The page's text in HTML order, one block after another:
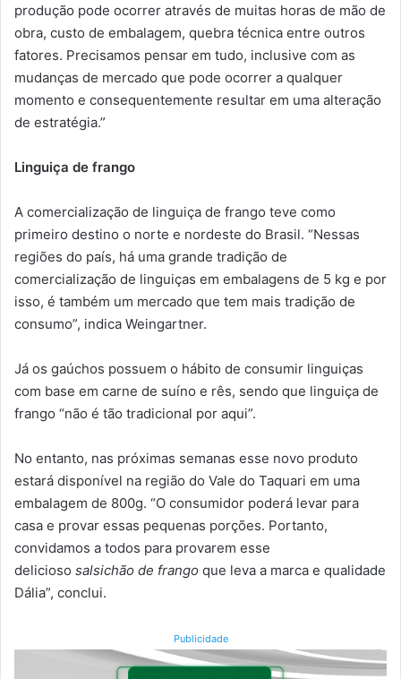
produção pode ocorrer através de muitas horas de mão de
obra, custo de embalagem, quebra técnica entre outros
fatores. Precisamos pensar em tudo, inclusive com as
mudanças de mercado que pode ocorrer a qualquer
momento e consequentemente resultar em uma alteração
de estratégia.”
Linguiça de frango
A comercialização de linguiça de frango teve como
primeiro destino o norte e nordeste do Brasil. “Nessas
regiões do país, há uma grande tradição de
comercialização de linguiças em embalagens de 5 kg e por
isso, é também um mercado que tem mais tradição de
consumo”, indica Weingartner.
Já os gaúchos possuem o hábito de consumir linguiças
com base em carne de suíno e rês, sendo que linguiça de
frango “não é tão tradicional por aqui”.
No entanto, nas próximas semanas esse novo produto
estará disponível na região do Vale do Taquari em uma
embalagem de 800g. “O consumidor poderá levar para
casa e provar essas pequenas porções. Portanto,
convidamos a todos para provarem esse
delicioso salsichão de frango que leva a marca e qualidade
Dália”, conclui.
Publicidade